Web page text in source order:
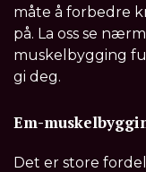
måte å forbedre
på. La oss se
muskelbygging
gi deg.
Em-
Det er store